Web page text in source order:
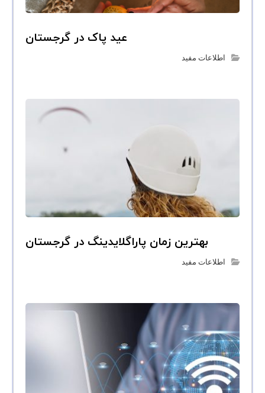
عید پاک در گرجستان
اطلاعات مفید
بهترین زمان پاراگلایدینگ در گرجستان
اطلاعات مفید